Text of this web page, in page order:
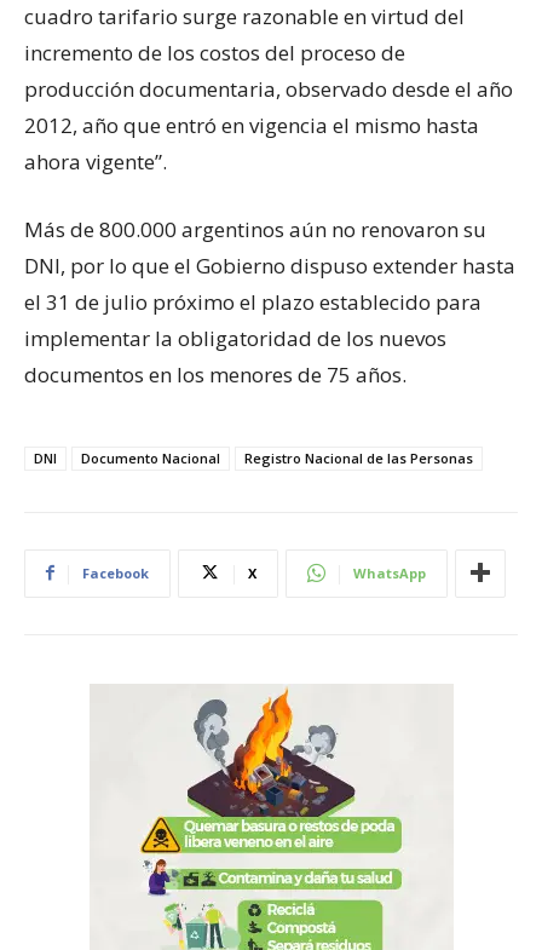
cuadro tarifario surge razonable en virtud del
incremento de los costos del proceso de
producción documentaria, observado desde el año
2012, año que entró en vigencia el mismo hasta
ahora vigente”.
Más de 800.000 argentinos aún no renovaron su
DNI, por lo que el Gobierno dispuso extender hasta
el 31 de julio próximo el plazo establecido para
implementar la obligatoridad de los nuevos
documentos en los menores de 75 años.
DNI Documento Nacional Registro Nacional de las Personas
Facebook X WhatsApp